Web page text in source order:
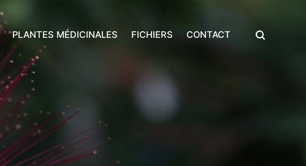
PLANTES MÉDICINALES FICHIERS CONTACT